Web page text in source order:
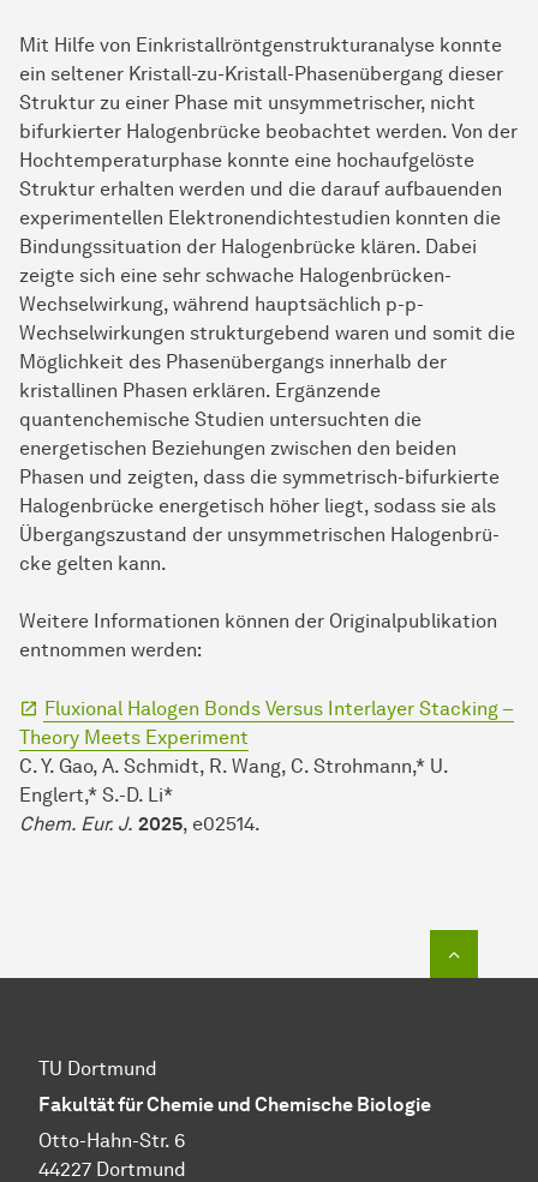
Mit Hilfe von Einkristallröntgenstrukturanalyse konnte
ein seltener Kristall-zu-Kristall-Phasenübergang dieser
Struktur zu einer Phase mit unsymmetrischer, nicht
bifurkierter Ha­lo­gen­brü­cke beobachtet werden. Von der
Hochtemperaturphase konnte eine hochaufgelöste
Struktur erhalten werden und die darauf aufbauenden
experimentellen Elektronendichtestudien konnten die
Bindungssituation der Ha­lo­gen­brü­cke klären. Dabei
zeigte sich eine sehr schwache Halogenbrücken-
Wechselwirkung, während hauptsächlich p-p-
Wechselwirkungen strukturgebend waren und somit die
Möglichkeit des Phasenübergangs innerhalb der
kristallinen Phasen erklären. Ergänzende
quantenchemische Studien untersuchten die
energetischen Beziehungen zwischen den beiden
Phasen und zeigten, dass die symmetrisch-bifurkierte
Ha­lo­gen­brü­cke energetisch höher liegt, sodass sie als
Übergangszustand der unsymmetrischen Ha­lo­gen­brü­
cke gelten kann.
Weitere Informationen können der Originalpublikation
entnommen werden:
Fluxional Halogen Bonds Versus Interlayer Stacking –
Theory Meets Experiment
C. Y. Gao, A. Schmidt, R. Wang, C. Strohmann,* U.
Englert,* S.-D. Li*
Chem. Eur. J. 2025, e02514.
TU Dortmund
Fakultät für Chemie und Chemische Biologie
Otto-Hahn-Str. 6
44227 Dortmund